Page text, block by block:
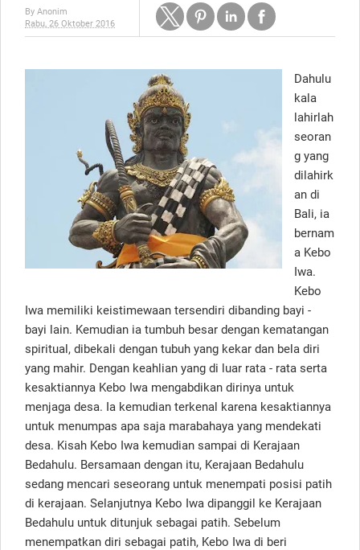
By Anonim
Rabu, 26 Oktober 2016
Dahulu
kala
lahirlah
seoran
g yang
dilahirk
an di
Bali, ia
bernam
a Kebo
Iwa.
Kebo
Iwa memiliki keistimewaan tersendiri dibanding bayi -
bayi lain. Kemudian ia tumbuh besar dengan kematangan
spiritual, dibekali dengan tubuh yang kekar dan bela diri
yang mahir. Dengan keahlian yang di luar rata - rata serta
kesaktiannya Kebo Iwa mengabdikan dirinya untuk
menjaga desa. Ia kemudian terkenal karena kesaktiannya
untuk menumpas apa saja marabahaya yang mendekati
desa. Kisah Kebo Iwa kemudian sampai di Kerajaan
Bedahulu. Bersamaan dengan itu, Kerajaan Bedahulu
sedang mencari seseorang untuk menempati posisi patih
di kerajaan. Selanjutnya Kebo Iwa dipanggil ke Kerajaan
Bedahulu untuk ditunjuk sebagai patih. Sebelum
menempatkan diri sebagai patih, Kebo Iwa di beri